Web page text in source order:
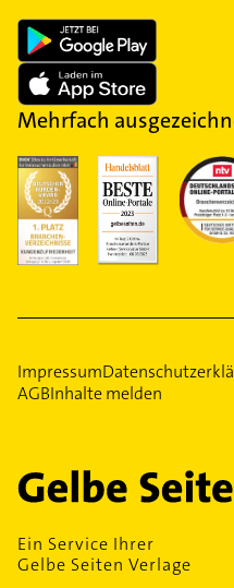
Mehrfach
Impressum
AGBInhalte melden
Ein Service Ihrer
Gelbe Seiten Verlage